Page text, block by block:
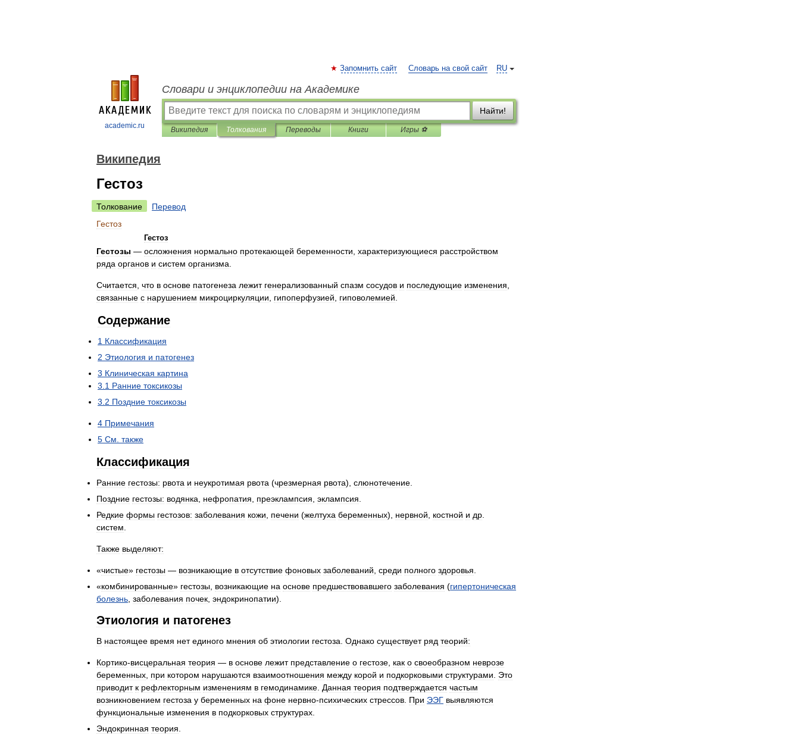
academic.ru
RU
Запомнить сайт Словарь на свой сайт
Словари и энциклопедии на Академике
Найти!
Википедия Толкования Переводы Книги Игры ⚽
Википедия
Гестоз
Толкование
Перевод
Гестоз
Гестоз
Гестозы — осложнения нормально протекающей беременности характеризующиеся расстройством
ряда органов и систем организма
Считается что в основе патогенеза лежит генерализованный спазм сосудов и последующие изменения
связанные с нарушением микроциркуляции гипоперфузией гиповолемией
Содержание
1 Классификация
2 Этиология и патогенез
3 Клиническая картина
3 1 Ранние токсикозы
3 2 Поздние токсикозы
4 Примечания
5 См также
Классификация
Ранние гестозы: рвота и неукротимая рвота (чрезмерная рвота), слюнотечение
Поздние гестозы: водянка нефропатия преэклампсия эклампсия
Редкие формы гестозов: заболевания кожи печени (желтуха беременных), нервной костной и др
систем
Также выделяют:
«чистые» гестозы — возникающие в отсутствие фоновых заболеваний среди полного здоровья
«комбинированные» гестозы возникающие на основе предшествовавшего заболевания (гипертоническая
болезнь заболевания почек эндокринопатии).
Этиология и патогенез
В настоящее время нет единого мнения об этиологии гестоза Однако существует ряд теорий:
Кортико-висцеральная теория — в основе лежит представление о гестозе как о своеобразном неврозе
беременных при котором нарушаются взаимоотношения между корой и подкорковыми структурами
Это
приводит к рефлекторным изменениям в гемодинамике Данная теория подтверждается частым
возникновением гестоза у беременных на фоне нервно-психических стрессов При ЭЭГ выявляются
функциональные изменения в подкорковых структурах
Эндокринная теория